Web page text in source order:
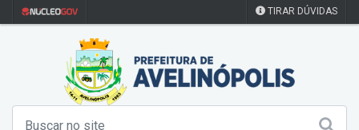
TIRAR DÚVIDAS